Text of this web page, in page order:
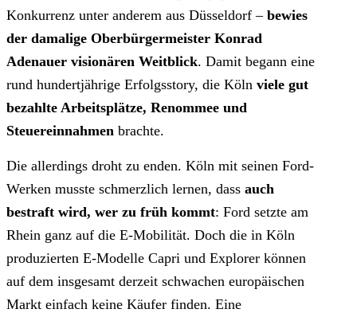
Konkurrenz unter anderem aus Düsseldorf – bewies
der damalige Oberbürgermeister Konrad
Adenauer visionären Weitblick. Damit begann eine
rund hundertjährige Erfolgsstory, die Köln viele gut
bezahlte Arbeitsplätze, Renommee und
Steuereinnahmen brachte.
Die allerdings droht zu enden. Köln mit seinen Ford-
Werken musste schmerzlich lernen, dass auch
bestraft wird, wer zu früh kommt: Ford setzte am
Rhein ganz auf die E-Mobilität. Doch die in Köln
produzierten E-Modelle Capri und Explorer können
auf dem insgesamt derzeit schwachen europäischen
Markt einfach keine Käufer finden. Eine